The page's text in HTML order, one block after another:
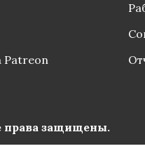
Patreon
права защищены.